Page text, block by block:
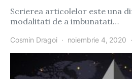
Scrierea articolelor este una
modalitati de a imbunatati…
Cosmin Dragoi noiembrie 4, 2020